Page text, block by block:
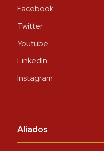
Facebook
Twitter
Youtube
LinkedIn
Instagram
Aliados